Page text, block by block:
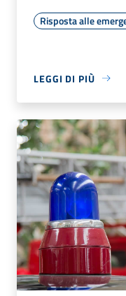
Risposta alle
LEGGI DI PIÙ